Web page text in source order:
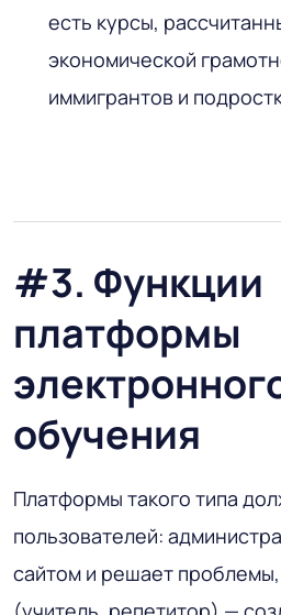
есть курсы,
экономической
иммигрантов и
#3. Функции
платформы
обучения
Платформы такого типа
пользователей:
сайтом и решает